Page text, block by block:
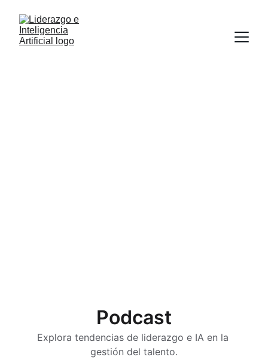
Podcast
Explora tendencias de liderazgo e IA en la
gestión del talento.